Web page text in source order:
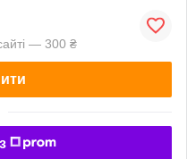
— 300 ₴